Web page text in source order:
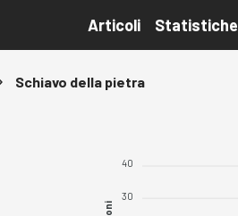
Articoli Statistiche
Schiavo della pietra
40
30